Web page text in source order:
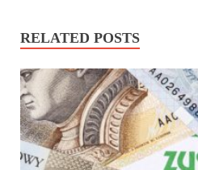
RELATED POSTS